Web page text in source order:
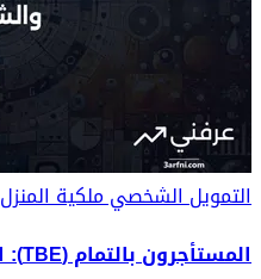
التمويل الشخصيملكية المنزل
المستأجرون بالتمام (TBE): المعنى والشرعية